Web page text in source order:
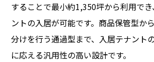
することで最小約1,350坪から利用で
ントの入居が可能です。商品保管型か
分けを行う通過型まで、入居テナント
に応える汎用性の高い設計です。